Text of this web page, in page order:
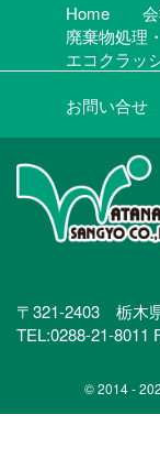
Home
廃棄物処理
エコクラッ
お問い合せ
〒321-2403 栃木
TEL:0288-21-8011
© 2014 -